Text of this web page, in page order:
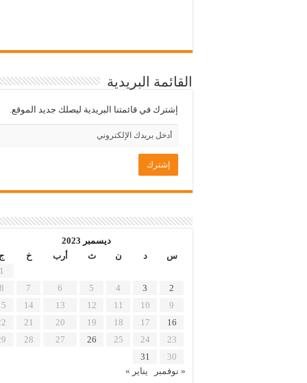
القائمة البريدية
إشترك في قائمتنا البريدية ليصلك جديد الموقع.
ديسمبر 2023
س
د ن ث أرب خ
2
3
4
5
6
7
9
10
11
12
13
14
16
17
18
19
20
21
23
24
25
26
27
28
30
31
« نوفمبر
يناير »